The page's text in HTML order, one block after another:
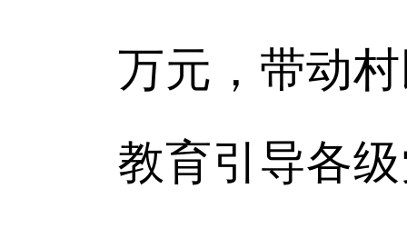
万元，带动
教育引导各